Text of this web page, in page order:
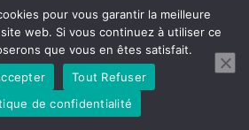
- 2020. Dream-Theme — truly
WordPress themes
Menu BAS
pour vous garantir la meilleure
web. Si vous continuez à utiliser ce
que vous en êtes satisfait.
Tout Refuser
de confidentialité